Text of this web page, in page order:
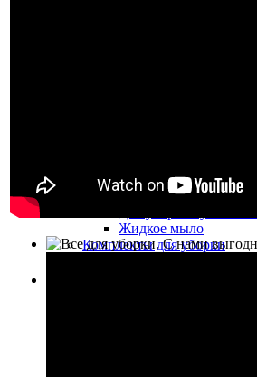
Корзины для мусора,
Автоматические
прочистки стоков
Моющие средства для
Для уборки
Жидкое мыло
Комплекты для уборки